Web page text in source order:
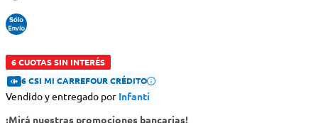
6 CUOTAS SIN INTERÉS
6 CSI MI CARREFOUR CRÉDITO
Vendido y entregado por Infanti
¡Mirá nuestras promociones bancarias!